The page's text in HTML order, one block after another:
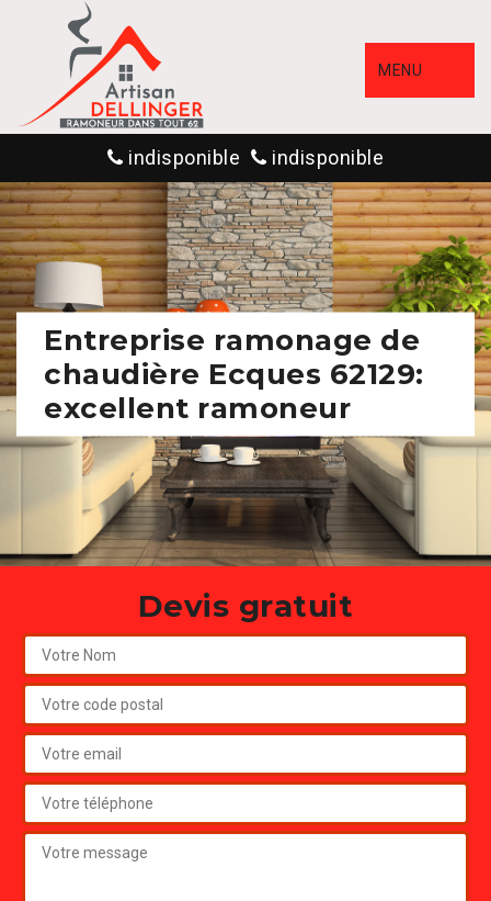
MENU
indisponible indisponible
Entreprise ramonage de
chaudière Ecques 62129:
excellent ramoneur
Devis gratuit